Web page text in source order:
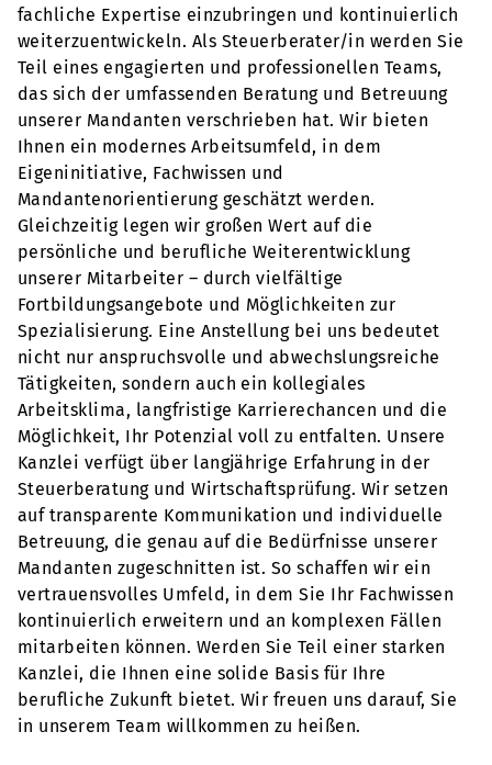
fachliche Expertise einzubringen und kontinuierlich
weiterzuentwickeln. Als Steuerberater/in werden Sie
Teil eines engagierten und professionellen Teams,
das sich der umfassenden Beratung und Betreuung
unserer Mandanten verschrieben hat. Wir bieten
Ihnen ein modernes Arbeitsumfeld, in dem
Eigeninitiative, Fachwissen und
Mandantenorientierung geschätzt werden.
Gleichzeitig legen wir großen Wert auf die
persönliche und berufliche Weiterentwicklung
unserer Mitarbeiter – durch vielfältige
Fortbildungsangebote und Möglichkeiten zur
Spezialisierung. Eine Anstellung bei uns bedeutet
nicht nur anspruchsvolle und abwechslungsreiche
Tätigkeiten, sondern auch ein kollegiales
Arbeitsklima, langfristige Karrierechancen und die
Möglichkeit, Ihr Potenzial voll zu entfalten. Unsere
Kanzlei verfügt über langjährige Erfahrung in der
Steuerberatung und Wirtschaftsprüfung. Wir setzen
auf transparente Kommunikation und individuelle
Betreuung, die genau auf die Bedürfnisse unserer
Mandanten zugeschnitten ist. So schaffen wir ein
vertrauensvolles Umfeld, in dem Sie Ihr Fachwissen
kontinuierlich erweitern und an komplexen Fällen
mitarbeiten können. Werden Sie Teil einer starken
Kanzlei, die Ihnen eine solide Basis für Ihre
berufliche Zukunft bietet. Wir freuen uns darauf, Sie
in unserem Team willkommen zu heißen.